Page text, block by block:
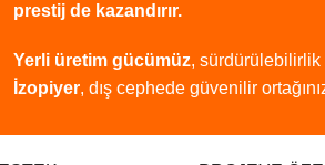
prestij de kazandırır.
Yerli üretim gücümüz, sürdürülebilirlik
İzopiyer, dış cephede güvenilir